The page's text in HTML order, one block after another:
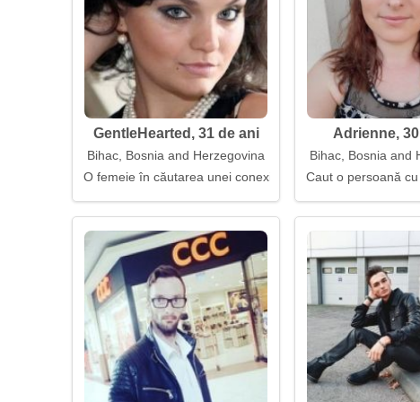
GentleHearted, 31 de ani
Bihac, Bosnia and Herzegovina
O femeie în căutarea unei conexiuni sufletești
Adrienne,
Bihac, Bosnia and
Caut o persoană